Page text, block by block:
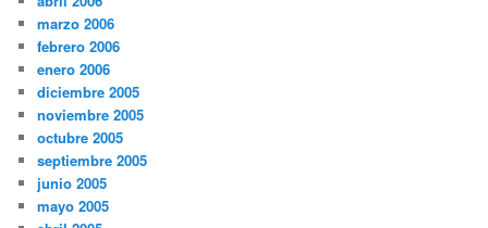
marzo 2006
febrero 2006
enero 2006
diciembre 2005
noviembre 2005
octubre 2005
septiembre 2005
junio 2005
mayo 2005